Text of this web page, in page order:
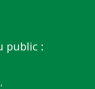
public :